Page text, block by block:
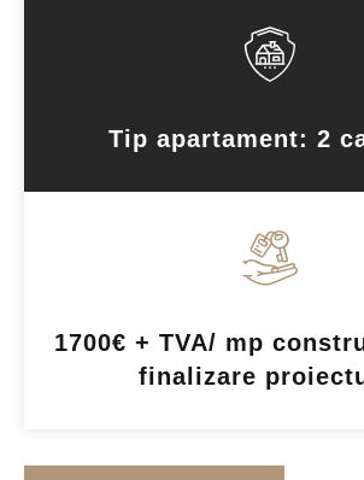
Tip apartament: 2
1700€ + TVA/ mp
finalizare